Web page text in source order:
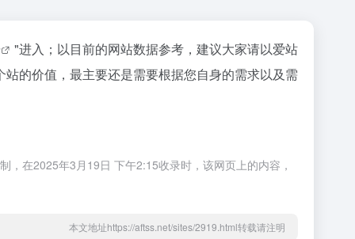
"进入；以目前的网站数据参考，建议大家请以爱站
的价值，最主要还是需要根据您自身的需求以及需
在2025年3月19日 下午2:15收录时，该网页上的内容，
本文地址https://aftss.net/sites/2919.html转载请注明